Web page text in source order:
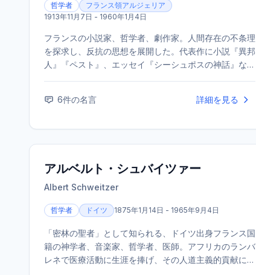
哲学者
フランス領アルジェリア
1913年11月7日 - 1960年1月4日
フランスの小説家、哲学者、劇作家。人間存在の不条理
を探求し、反抗の思想を展開した。代表作に小説『異邦
人』『ペスト』、エッセイ『シーシュポスの神話』など
6件の名言 詳細を見る
アルベルト・シュバイツァー
Albert Schweitzer
哲学者 ドイツ 1875年1月14日 - 1965年9月4日
「密林の聖者」として知られる、ドイツ出身フランス国
籍の神学者、音楽家、哲学者、医師。アフリカのランバ
レネで医療活動に生涯を捧げ、その人道主義的貢献によ